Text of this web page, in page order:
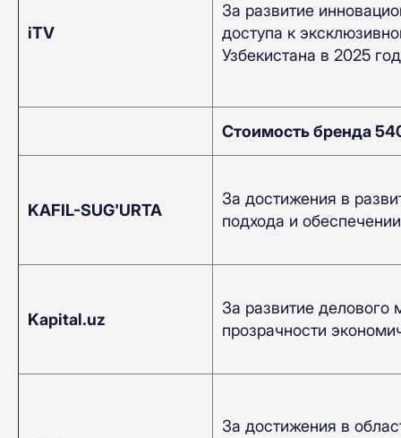
iTV
За развитие
доступа к
Узбекистана в 2025
Стоимость бренда
KAFIL-SUG'URTA
За достижения в
подхода и
Kapital.uz
За развитие
прозрачности
За достижения в